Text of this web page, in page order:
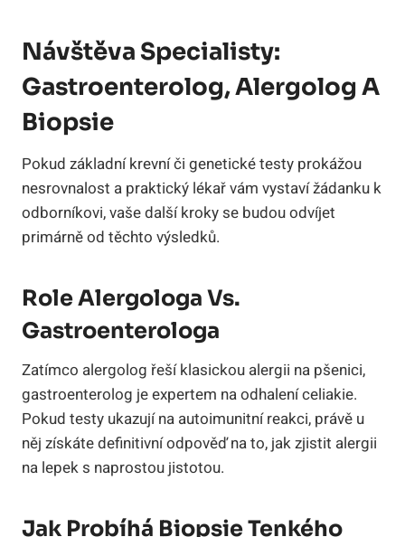
Návštěva Specialisty:
Gastroenterolog, Alergolog A
Biopsie
Pokud základní krevní či genetické testy prokážou
nesrovnalost a praktický lékař vám vystaví žádanku k
odborníkovi, vaše další kroky se budou odvíjet
primárně od těchto výsledků.
Role Alergologa Vs.
Gastroenterologa
Zatímco alergolog řeší klasickou alergii na pšenici,
gastroenterolog je expertem na odhalení celiakie.
Pokud testy ukazují na autoimunitní reakci, právě u
něj získáte definitivní odpověď na to, jak zjistit alergii
na lepek s naprostou jistotou.
Jak Probíhá Biopsie Tenkého